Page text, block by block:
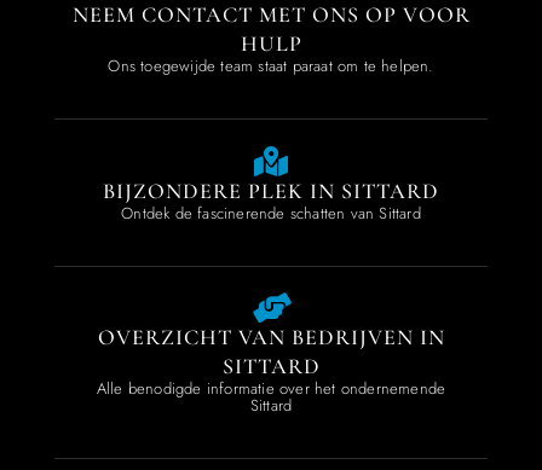
NEEM CONTACT MET ONS OP VOOR
HULP
Ons toegewijde team staat paraat om te helpen.
BIJZONDERE PLEK IN SITTARD
Ontdek de fascinerende schatten van Sittard
OVERZICHT VAN BEDRIJVEN IN
SITTARD
Alle benodigde informatie over het ondernemende
Sittard